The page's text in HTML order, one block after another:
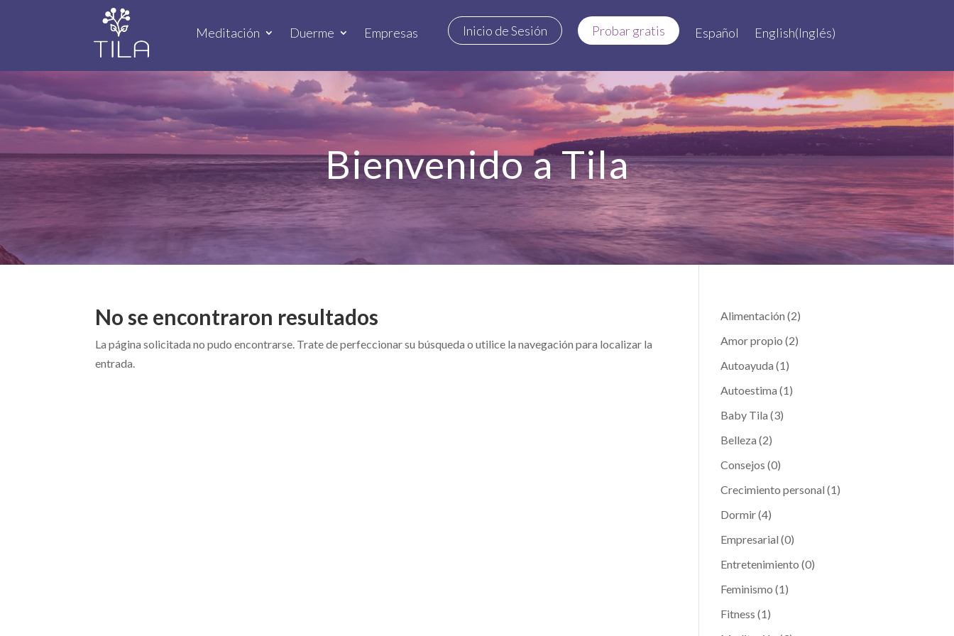
Meditación Duerme Empresas Inicio de Sesión Probar gratis Español English(Inglés)
Bienvenido a Tila
No se encontraron resultados
La página solicitada no pudo encontrarse. Trate de perfeccionar su búsqueda o utilice la navegación para localizar la
entrada.
Alimentación (2)
Amor propio (2)
Autoayuda (1)
Autoestima (1)
Baby Tila (3)
Belleza (2)
Consejos (0)
Crecimiento personal (1)
Dormir(4)
Empresarial (0)
Entretenimiento (0)
Feminismo (1)
Fitness (1)